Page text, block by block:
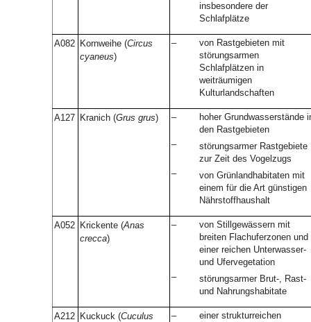
insbesondere der
Schlafplätze
A082 Kornweihe (Circus
cyaneus)
–
von Rastgebieten mit
störungsarmen
Schlafplätzen in
weiträumigen
Kulturlandschaften
A127 Kranich (Grus grus) –
hoher Grundwasserstände
den Rastgebieten
–
störungsarmer Rastgebiete
zur Zeit des Vogelzugs
–
von Grünlandhabitaten mit
einem für die Art günstigen
Nährstoffhaushalt
A052 Krickente (Anas
crecca)
–
von Stillgewässern mit
breiten Flachuferzonen und
einer reichen Unterwasser-
und Ufervegetation
–
störungsarmer Brut-, Rast-
und Nahrungshabitate
A212 Kuckuck (Cuculus
–
einer strukturreichen